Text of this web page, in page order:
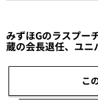
みずほGのラスプー
蔵の会長退任、ユ
こ